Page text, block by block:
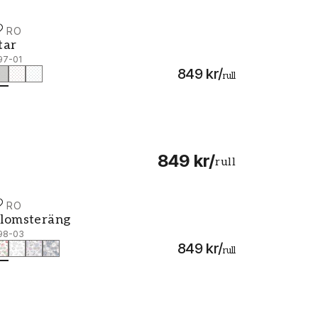
01
849 kr/rull
- 397-01
849 kr/rull
03
849 kr/rull
- 398-03